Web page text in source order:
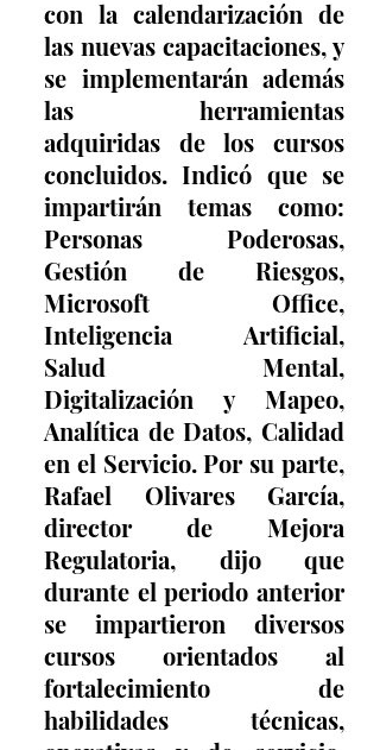
con la calendarización de
las nuevas capacitaciones, y
se implementarán además
las herramientas
adquiridas de los cursos
concluidos. Indicó que se
impartirán temas como:
Personas Poderosas,
Gestión de Riesgos,
Microsoft Office,
Inteligencia Artificial,
Salud Mental,
Digitalización y Mapeo,
Analítica de Datos, Calidad
en el Servicio. Por su parte,
Rafael Olivares García,
director de Mejora
Regulatoria, dijo que
durante el periodo anterior
se impartieron diversos
cursos orientados al
fortalecimiento de
habilidades técnicas,